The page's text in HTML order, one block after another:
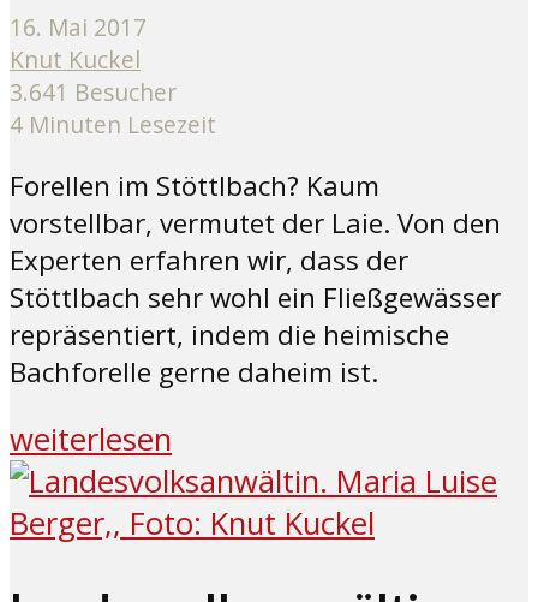
16. Mai 2017
Knut Kuckel
3.641 Besucher
4 Minuten Lesezeit
Forellen im Stöttlbach? Kaum
vorstellbar, vermutet der Laie. Von den
Experten erfahren wir, dass der
Stöttlbach sehr wohl ein Fließgewässer
repräsentiert, indem die heimische
Bachforelle gerne daheim ist.
weiterlesen